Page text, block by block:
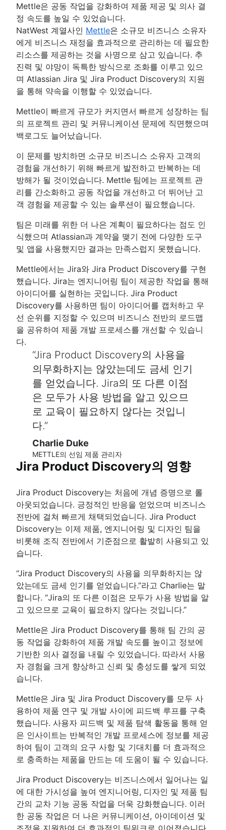
Mettle은 공동 작업을 강화하여 제품 제공 및 의사 결
정 속도를 높일 수 있었습니다.
NatWest 계열사인 Mettle은 소규모 비즈니스 소유자
에게 비즈니스 재정을 효과적으로 관리하는 데 필요한
리소스를 제공하는 것을 사명으로 삼고 있습니다. 추
진력 및 야망이 독특한 방식으로 조화를 이루고 있으
며 Atlassian Jira 및 Jira Product Discovery의 지원
을 통해 약속을 이행할 수 있었습니다.
Mettle이 빠르게 규모가 커지면서 빠르게 성장하는 팀
의 프로젝트 관리 및 커뮤니케이션 문제에 직면했으며
백로그도 늘어났습니다.
이 문제를 방치하면 소규모 비즈니스 소유자 고객의
경험을 개선하기 위해 빠르게 발전하고 반복하는 데
방해가 될 것이었습니다. Mettle 팀에는 프로젝트 관
리를 간소화하고 공동 작업을 개선하고 더 뛰어난 고
객 경험을 제공할 수 있는 솔루션이 필요했습니다.
팀은 미래를 위한 더 나은 계획이 필요하다는 점도 인
식했으며 Atlassian과 계약을 맺기 전에 다양한 도구
및 앱을 사용했지만 결과는 만족스럽지 못했습니다.
Mettle에서는 Jira와 Jira Product Discovery를 구현
했습니다. Jira는 엔지니어링 팀이 제공한 작업을 통해
아이디어를 실현하는 곳입니다. Jira Product
Discovery를 사용하면 팀이 아이디어를 캡처하고 우
선 순위를 지정할 수 있으며 비즈니스 전반의 로드맵
을 공유하여 제품 개발 프로세스를 개선할 수 있습니
다.
Jira Product Discovery의 사용을
의무화하지는 않았는데도 금세 인기
를 얻었습니다. Jira의 또 다른 이점
은 모두가 사용 방법을 알고 있으므
로 교육이 필요하지 않다는 것입니
다.
Charlie Duke
METTLE의 선임 제품 관리자
Jira Product Discovery의 영향
Jira Product Discovery는 처음에 개념 증명으로 롤
아웃되었습니다. 긍정적인 반응을 얻었으며 비즈니스
전반에 걸쳐 빠르게 채택되었습니다. Jira Product
Discovery는 이제 제품, 엔지니어링 및 디자인 팀을
비롯해 조직 전반에서 기준점으로 활발히 사용되고 있
습니다.
“Jira Product Discovery의 사용을 의무화하지는 않
았는데도 금세 인기를 얻었습니다.”라고 Charlie는 말
합니다. “Jira의 또 다른 이점은 모두가 사용 방법을 알
고 있으므로 교육이 필요하지 않다는 것입니다.”
Mettle은 Jira Product Discovery를 통해 팀 간의 공
동 작업을 강화하여 제품 개발 속도를 높이고 정보에
기반한 의사 결정을 내릴 수 있었습니다. 따라서 사용
자 경험을 크게 향상하고 신뢰 및 충성도를 쌓게 되었
습니다.
Mettle은 Jira 및 Jira Product Discovery를 모두 사
용하여 제품 연구 및 개발 사이에 피드백 루프를 구축
했습니다. 사용자 피드백 및 제품 탐색 활동을 통해 얻
은 인사이트는 반복적인 개발 프로세스에 정보를 제공
하여 팀이 고객의 요구 사항 및 기대치를 더 효과적으
로 충족하는 제품을 만드는 데 도움이 될 수 있습니다.
Jira Product Discovery는 비즈니스에서 일어나는 일
에 대한 가시성을 높여 엔지니어링, 디자인 및 제품 팀
간의 교차 기능 공동 작업을 더욱 강화했습니다. 이러
한 공동 작업은 더 나은 커뮤니케이션, 아이데이션 및
조정을 지원하여 더 효과적인 팀워크로 이어졌습니다.